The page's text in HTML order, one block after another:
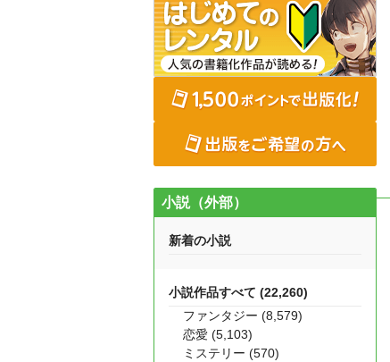
小説（外部）
新着の小説
小説作品すべて (22,260)
ファンタジー (8,579)
恋愛 (5,103)
ミステリー (570)